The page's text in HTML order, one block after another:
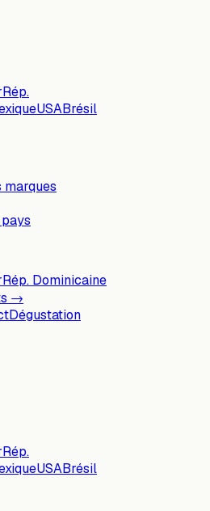
Rép.
USABrésil
marques
Rép. Dominicaine
→
Dégustation
Rép.
USABrésil